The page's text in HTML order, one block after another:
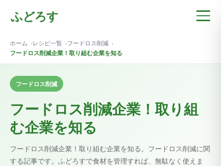
ふどろす
ホーム レシピ一覧 フードロス削減
フードロス削減企業！取り組む企業を知る
フードロス削減
フードロス削減企業！取り組
む企業を知る
フードロス削減企業！取り組む企業を知る。フードロス削減に関
する記事です。ふどろすで食材を管理すれば、無駄なく使えま